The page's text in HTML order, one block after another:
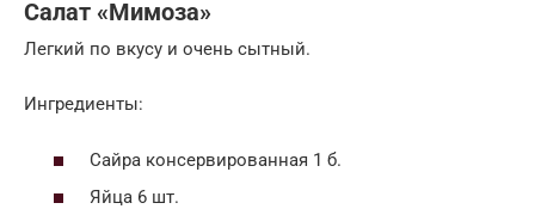
Салат «Мимоза»
Легкий по вкусу и очень сытный.
Ингредиенты:
Сайра консервированная 1 б.
Яйца 6 шт.